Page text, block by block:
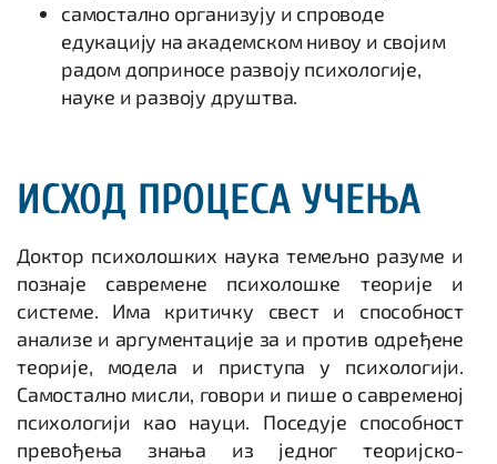
самостално организују и спроводе
едукацију на академском нивоу и својим
радом доприносе развоју психологије,
науке и развоју друштва.
ИСХОД ПРОЦЕСА УЧЕЊА
Доктор психолошких наука темељно разуме и
познаје савремене психолошке теорије и
системе. Има критичку свест и способност
анализе и аргументације за и против одређене
теорије, модела и приступа у психологији.
Самостално мисли, говори и пише о савременој
психологији као науци. Поседује способност
превођења знања из једног теоријско-